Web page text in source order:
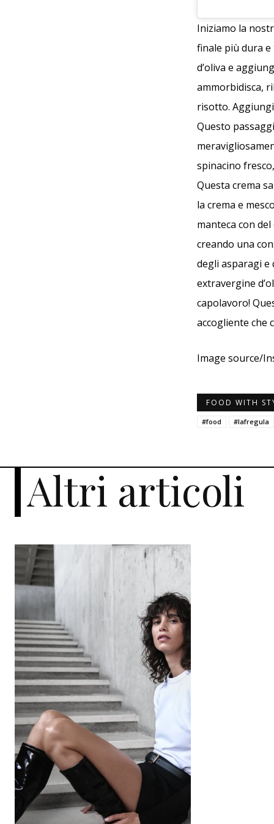
Iniziamo la
finale più dura
d’oliva e
ammorbidisca,
risotto.
Questo
spinacino
Questa crema
la crema e
manteca con
creando una
degli asparagi e
extravergine
capolavoro!
accogliente che
Image source/
FOOD WITH
#food #lafregula
Altri articoli